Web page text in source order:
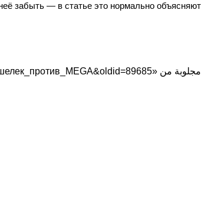
забыть — в статье это нормально объясняют.
مجلوبة من «